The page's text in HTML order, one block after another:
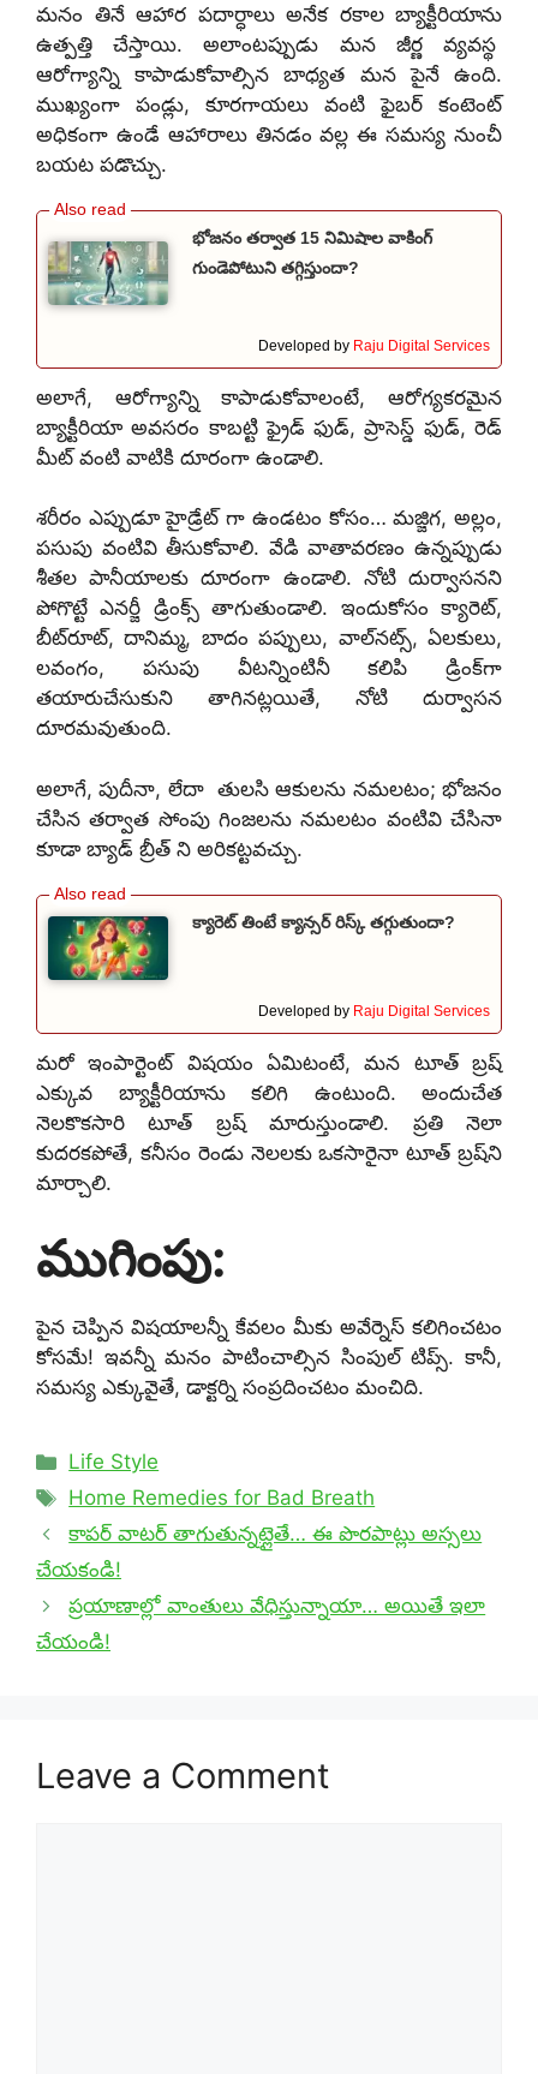
మనం తినే ఆహార పదార్ధాలు అనేక రకాల బ్యాక్టీరియాను
ఉత్పత్తి చేస్తాయి. అలాంటప్పుడు మన జీర్ణ వ్యవస్థ
ఆరోగ్యాన్ని కాపాడుకోవాల్సిన బాధ్యత మన పైనే ఉంది.
ముఖ్యంగా పండ్లు, కూరగాయలు వంటి ఫైబర్ కంటెంట్
అధికంగా ఉండే ఆహారాలు తినడం వల్ల ఈ సమస్య నుంచీ
బయట పడొచ్చు.
భోజనం తర్వాత 15 నిమిషాల వాకింగ్
గుండెపోటుని తగ్గిస్తుందా?
Developed by Raju Digital Services
అలాగే, ఆరోగ్యాన్ని కాపాడుకోవాలంటే, ఆరోగ్యకరమైన
బ్యాక్టీరియా అవసరం కాబట్టి ఫ్రైడ్ ఫుడ్, ప్రాసెస్డ్ ఫుడ్, రెడ్
మీట్ వంటి వాటికి దూరంగా ఉండాలి.
శరీరం ఎప్పుడూ హైడ్రేట్ గా ఉండటం కోసం… మజ్జిగ, అల్లం,
పసుపు వంటివి తీసుకోవాలి. వేడి వాతావరణం ఉన్నప్పుడు
శీతల పానీయాలకు దూరంగా ఉండాలి. నోటి దుర్వాసనని
పోగొట్టే ఎనర్జీ డ్రింక్స్ తాగుతుండాలి. ఇందుకోసం క్యారెట్,
బీట్‌రూట్, దానిమ్మ, బాదం పప్పులు, వాల్‌నట్స్, ఏలకులు,
లవంగం, పసుపు వీటన్నింటినీ కలిపి డ్రింక్‌గా
తయారుచేసుకుని తాగినట్లయితే, నోటి దుర్వాసన
దూరమవుతుంది.
అలాగే, పుదీనా, లేదా తులసి ఆకులను నమలటం; భోజనం
చేసిన తర్వాత సోంపు గింజలను నమలటం వంటివి చేసినా
కూడా బ్యాడ్ బ్రీత్ ని అరికట్టవచ్చు.
క్యారెట్ తింటే క్యాన్సర్ రిస్క్ తగ్గుతుందా?
Developed by Raju Digital Services
మరో ఇంపార్టెంట్ విషయం ఏమిటంటే, మన టూత్ బ్రష్
ఎక్కువ బ్యాక్టీరియాను కలిగి ఉంటుంది. అందుచేత
నెలకొకసారి టూత్ బ్రష్ మారుస్తుండాలి. ప్రతి నెలా
కుదరకపోతే, కనీసం రెండు నెలలకు ఒకసారైనా టూత్ బ్రష్‌ని
మార్చాలి.
ముగింపు:
పైన చెప్పిన విషయాలన్నీ కేవలం మీకు అవేర్నెస్ కలిగించటం
కోసమే! ఇవన్నీ మనం పాటించాల్సిన సింపుల్ టిప్స్. కానీ,
సమస్య ఎక్కువైతే, డాక్టర్ని సంప్రదించటం మంచిది.
Categories
Life Style
Tags
Home Remedies for Bad Breath
కాపర్‌ వాటర్‌ తాగుతున్నట్లైతే… ఈ పొరపాట్లు అస్సలు
చేయకండి!
ప్రయాణాల్లో వాంతులు వేధిస్తున్నాయా… అయితే ఇలా
చేయండి!
Leave a Comment